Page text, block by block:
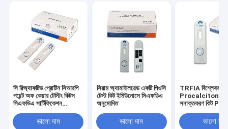
সি রিঅ্যাকটিভ প্রোটিন সিআরপি
পয়েন্ট অফ কেয়ার টেস্টিং কিটস
সিএফডিএ সার্টিফিকেশন
ভালো দাম
সিরাম অ্যামাইলয়েড একটি পিওসি
টেস্ট কিট ইমিউনোসে সিএফডিএ
অনুমোদিত
ভালো দাম
TRFIA বিশ্লেষক
Procalcitonin
সনাক্তকরণ কিট PCT
ভালো দাম